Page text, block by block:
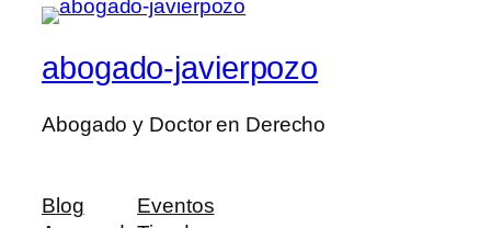
abogado-javierpozo
Abogado y Doctor en Derecho
Blog
Eventos